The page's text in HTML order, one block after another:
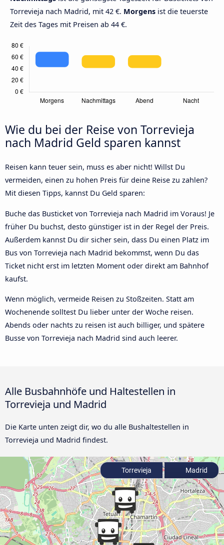
Torrevieja nach Madrid, mit 42 €. Morgens ist die teuerste
Zeit des Tages mit Preisen ab 44 €.
Wie du bei der Reise von Torrevieja
nach Madrid Geld sparen kannst
Reisen kann teuer sein, muss es aber nicht! Willst Du
vermeiden, einen zu hohen Preis für deine Reise zu zahlen?
Mit diesen Tipps, kannst Du Geld sparen:
Buche das Busticket von Torrevieja nach Madrid im Voraus! Je
früher Du buchst, desto günstiger ist in der Regel der Preis.
Außerdem kannst Du dir sicher sein, dass Du einen Platz im
Bus von Torrevieja nach Madrid bekommst, wenn Du das
Ticket nicht erst im letzten Moment oder direkt am Bahnhof
kaufst.
Wenn möglich, vermeide Reisen zu Stoßzeiten. Statt am
Wochenende solltest Du lieber unter der Woche reisen.
Abends oder nachts zu reisen ist auch billiger, und spätere
Busse von Torrevieja nach Madrid sind auch leerer.
Alle Busbahnhöfe und Haltestellen in
Torrevieja und Madrid
Die Karte unten zeigt dir, wo du alle Bushaltestellen in
Torrevieja und Madrid findest.
Torrevieja Madrid